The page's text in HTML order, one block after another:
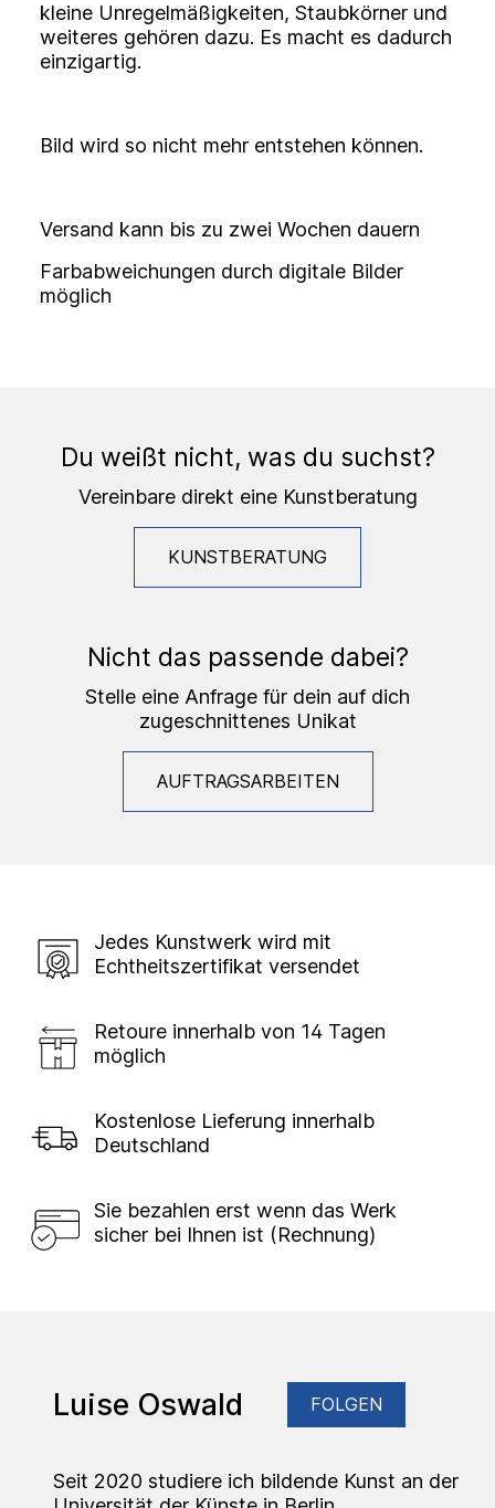
kleine Unregelmäßigkeiten, Staubkörner und
weiteres gehören dazu. Es macht es dadurch
einzigartig.
Bild wird so nicht mehr entstehen können.
Versand kann bis zu zwei Wochen dauern
Farbabweichungen durch digitale Bilder
möglich
Du weißt nicht, was du suchst?
Vereinbare direkt eine Kunstberatung
KUNSTBERATUNG
Nicht das passende dabei?
Stelle eine Anfrage für dein auf dich
zugeschnittenes Unikat
AUFTRAGSARBEITEN
Jedes Kunstwerk wird mit
Echtheitszertifikat versendet
Retoure innerhalb von 14 Tagen
möglich
Kostenlose Lieferung innerhalb
Deutschland
Sie bezahlen erst wenn das Werk
sicher bei Ihnen ist (Rechnung)
Luise Oswald FOLGEN
Seit 2020 studiere ich bildende Kunst an der